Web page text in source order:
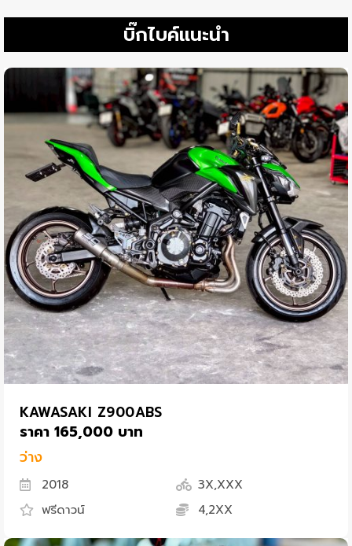
บิ๊กไบค์แนะนำ
KAWASAKI Z900ABS
ราคา 165,000 บาท
ว่าง
2018
3X,XXX
ฟรีดาวน์
4,2XX